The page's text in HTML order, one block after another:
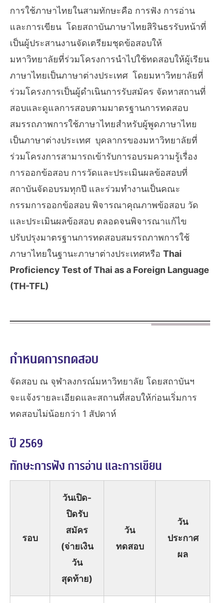
การใช้ภาษาไทยในสามทักษะคือ การฟัง การอ่าน
และการเขียน โดยสถาบันภาษาไทยสิรินธรรับหน้าที่
เป็นผู้ประสานงานจัดเตรียมชุดข้อสอบให้
มหาวิทยาลัยที่ร่วมโครงการนำไปใช้ทดสอบให้ผู้เรียน
ภาษาไทยเป็นภาษาต่างประเทศ โดยมหาวิทยาลัยที่
ร่วมโครงการเป็นผู้ดำเนินการรับสมัคร จัดหาสถานที่
สอบและดูแลการสอบตามมาตรฐานการทดสอบ
สมรรถภาพการใช้ภาษาไทยสำหรับผู้พูดภาษาไทย
เป็นภาษาต่างประเทศ บุคลากรของมหาวิทยาลัยที่
ร่วมโครงการสามารถเข้ารับการอบรมความรู้เรื่อง
การออกข้อสอบ การวัดและประเมินผลข้อสอบที่
สถาบันจัดอบรมทุกปี และร่วมทำงานเป็นคณะ
กรรมการออกข้อสอบ พิจารณาคุณภาพข้อสอบ วัด
และประเมินผลข้อสอบ ตลอดจนพิจารณาแก้ไข
ปรับปรุงมาตรฐานการทดสอบสมรรถภาพการใช้
ภาษาไทยในฐานะภาษาต่างประเทศหรือ Thai
Proficiency Test of Thai as a Foreign Language
(TH-TFL)
กำหนดการทดสอบ
จัดสอบ ณ จุฬาลงกรณ์มหาวิทยาลัย โดยสถาบันฯ
จะแจ้งรายละเอียดและสถานที่สอบให้ก่อนเริ่มการ
ทดสอบไม่น้อยกว่า 1 สัปดาห์
ปี 2569
ทักษะการฟัง การอ่าน และการเขียน
รอบ
วันเปิด-
ปิดรับ
สมัคร
(จ่ายเงิน
วัน
สุดท้าย)
วัน
ทดสอบ
วัน
ประกาศ
ผล